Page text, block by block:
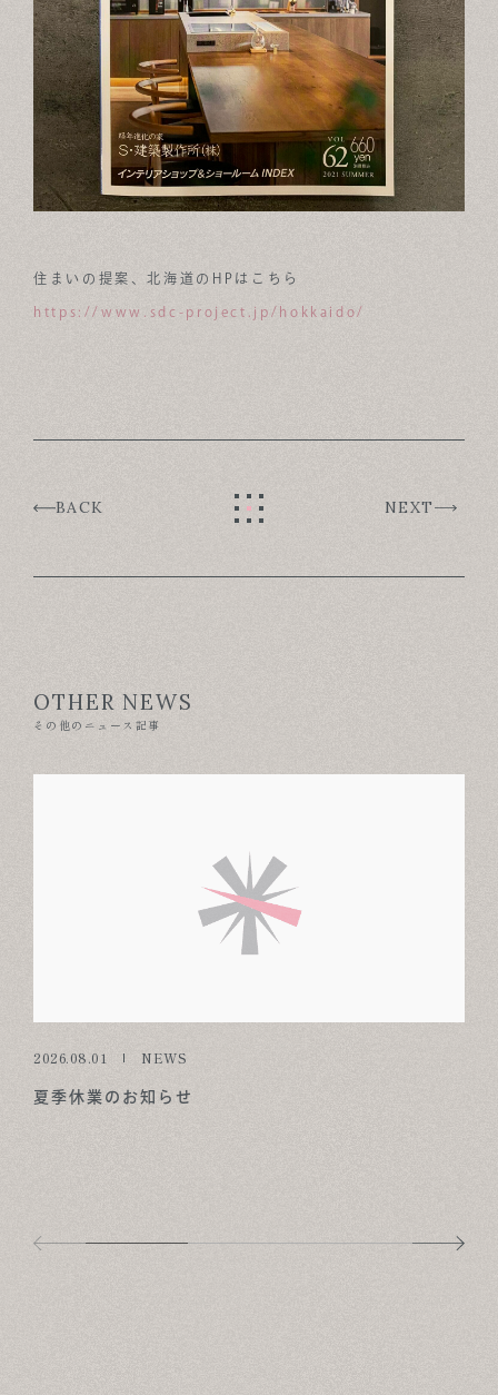
住まいの提案、北海道のHPはこちら
https://www.sdc-project.jp/hokkaido/
BACK NEXT
OTHER NEWS
その他のニュース記事
2026.08.01 NEWS
夏季休業のお知らせ